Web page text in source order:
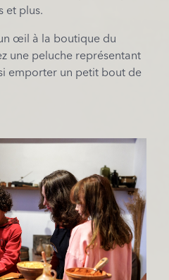
et plus.
œil à la boutique du
une peluche représentant
emporter un petit bout de